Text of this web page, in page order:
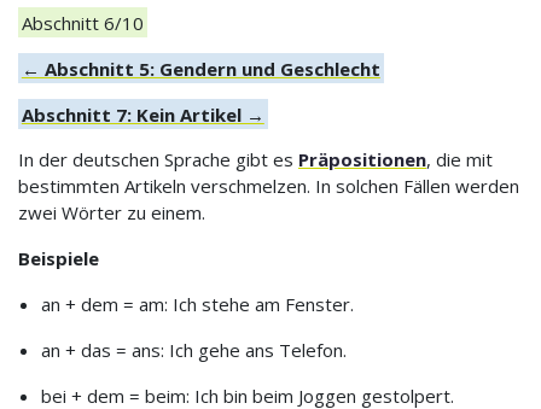
Abschnitt 6/10
← Abschnitt 5: Gendern und Geschlecht
Abschnitt 7: Kein Artikel →
In der deutschen Sprache gibt es Präpositionen, die mit
bestimmten Artikeln verschmelzen. In solchen Fällen werden
zwei Wörter zu einem.
Beispiele
an + dem = am: Ich stehe am Fenster.
an + das = ans: Ich gehe ans Telefon.
bei + dem = beim: Ich bin beim Joggen gestolpert.